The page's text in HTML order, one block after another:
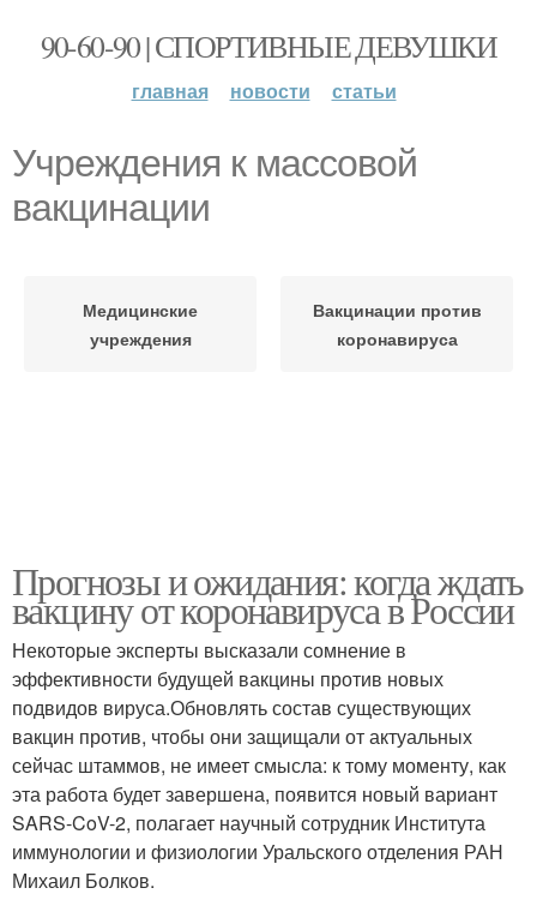
90-60-90 | СПОРТИВНЫЕ ДЕВУШКИ
главная новости статьи
Учреждения к массовой
вакцинации
Медицинские
учреждения
Вакцинации против
коронавируса
Прогнозы и ожидания: когда ждать
вакцину от коронавируса в России
Некоторые эксперты высказали сомнение в
эффективности будущей вакцины против новых
подвидов вируса.Обновлять состав существующих
вакцин против, чтобы они защищали от актуальных
сейчас штаммов, не имеет смысла: к тому моменту, как
эта работа будет завершена, появится новый вариант
SARS-CoV-2, полагает научный сотрудник Института
иммунологии и физиологии Уральского отделения РАН
Михаил Болков.